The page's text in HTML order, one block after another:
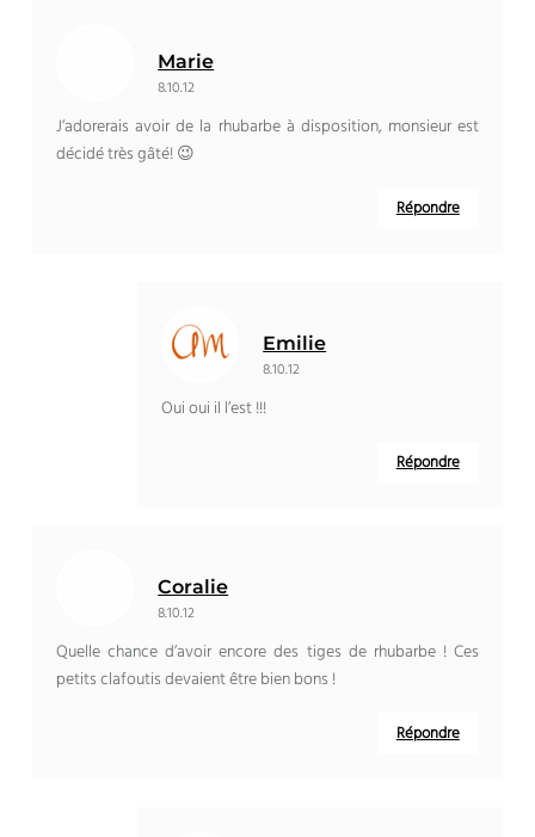
Marie
8.10.12
J’adorerais avoir de la rhubarbe à disposition, monsieur est
décidé très gâté! 😉
Répondre
Emilie
8.10.12
Oui oui il l’est !!!
Répondre
Coralie
8.10.12
Quelle chance d’avoir encore des tiges de rhubarbe ! Ces
petits clafoutis devaient être bien bons !
Répondre